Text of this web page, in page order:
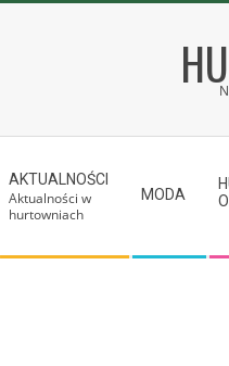
AKTUALNOŚCI
Aktualności w
hurtowniach
MODA